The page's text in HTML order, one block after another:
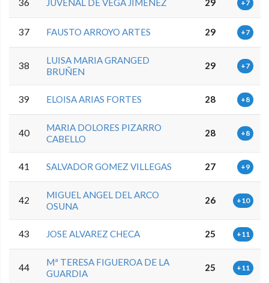
36 JUVENAL DE VEGA JIMENEZ 29 +7
37 FAUSTO ARROYO ARTES 29 +7
38
LUISA MARIA GRANGED
BRUÑEN
29 +7
39 ELOISA ARIAS FORTES 28 +8
40
MARIA DOLORES PIZARRO
CABELLO
28 +8
41 SALVADOR GOMEZ VILLEGAS 27 +9
42
MIGUEL ANGEL DEL ARCO
OSUNA
26 +10
43 JOSE ALVAREZ CHECA 25 +11
44
Mª TERESA FIGUEROA DE LA
GUARDIA
25 +11